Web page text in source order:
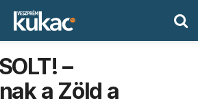
–
a Zöld a